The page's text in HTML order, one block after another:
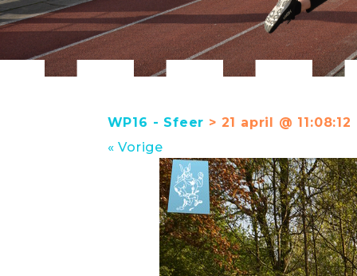
WP16 - Sfeer > 21 april @ 11:08:12
« Vorige